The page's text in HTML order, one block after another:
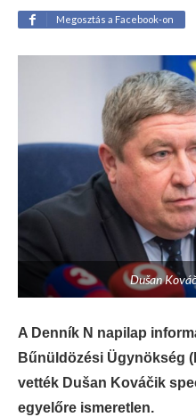
Megosztás a Facebook-on
Dušan
A Denník N napilap
Bűnüldözési Ügynökség
vették Dušan Kováčik
egyelőre ismeretlen.